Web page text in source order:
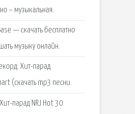
– музыкальная.
— скачать бесплатно
музыку онлайн.
Хит-парад
(скачать mp3 песни.
парад NRJ Hot 30